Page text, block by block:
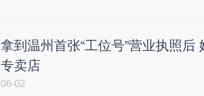
拿到温州首张“工位号”营业执照后
专卖店
06-02